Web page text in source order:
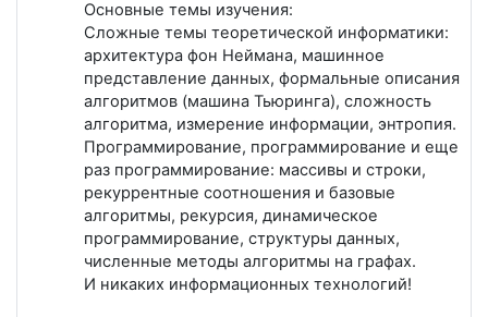
Основные темы изучения:
Сложные темы теоретической информатики:
архитектура фон Неймана, машинное
представление данных, формальные описания
алгоритмов (машина Тьюринга), сложность
алгоритма, измерение информации, энтропия.
Программирование, программирование и еще
раз программирование: массивы и строки,
рекуррентные соотношения и базовые
алгоритмы, рекурсия, динамическое
программирование, структуры данных,
численные методы алгоритмы на графах.
И никаких информационных технологий!